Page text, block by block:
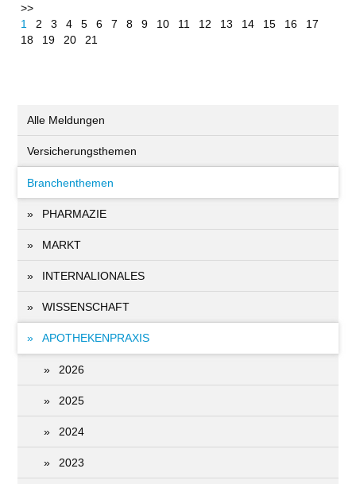
>>
1
2 3 4 5 6 7 8 9 10 11 12 13 14 15 16
17
18
19 20 21
Alle Meldungen
Versicherungsthemen
Branchenthemen
PHARMAZIE
MARKT
INTERNALIONALES
WISSENSCHAFT
APOTHEKENPRAXIS
2026
2025
2024
2023